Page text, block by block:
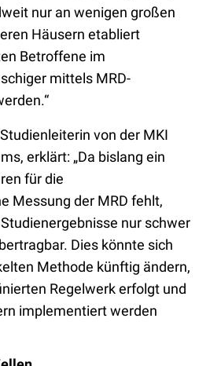
nur an wenigen großen
Häusern etabliert
Betroffene im
mittels MRD-
von der MKI
erklärt: „Da bislang ein
für die
Messung der MRD fehlt,
nur schwer
Dies könnte sich
Methode künftig ändern,
Regelwerk erfolgt und
implementiert werden